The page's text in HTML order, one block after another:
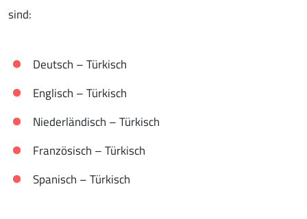
sind:
Deutsch – Türkisch
Englisch – Türkisch
Niederländisch – Türkisch
Französisch – Türkisch
Spanisch – Türkisch